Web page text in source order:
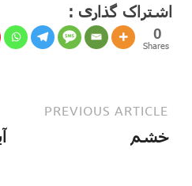
اشتراک گذاری :
0
Shares
PREVIOUS ARTICLE
خشم